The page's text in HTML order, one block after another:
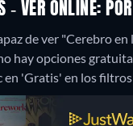
- VER ONLINE:
de ver "Cerebro
hay opciones
en 'Gratis' en los